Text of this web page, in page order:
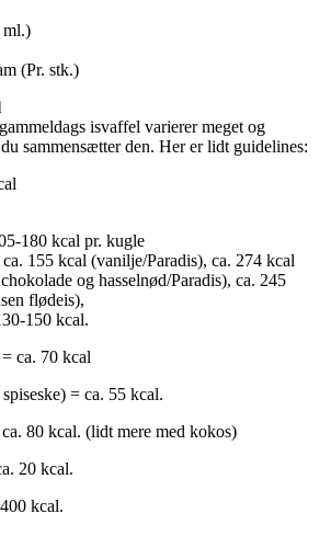
ml.)
(Pr. stk.)
isvaffel varierer meget og
sammensætter den. Her er lidt guidelines:
180 kcal pr. kugle
155 kcal (vanilje/Paradis), ca. 274 kcal
og hasselnød/Paradis), ca. 245
flødeis),
150 kcal.
ca. 70 kcal
= ca. 55 kcal.
80 kcal. (lidt mere med kokos)
20 kcal.
kcal.